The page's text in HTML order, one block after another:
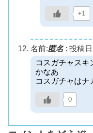
+1
名前:匿名: 投稿
コスガチャスキ
かなあ
コスガチャはナ
0